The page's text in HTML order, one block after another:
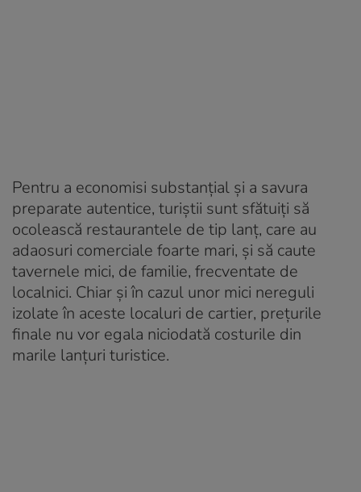
Pentru a economisi substanțial și a savura
preparate autentice, turiștii sunt sfătuiți să
ocolească restaurantele de tip lanț, care au
adaosuri comerciale foarte mari, și să caute
tavernele mici, de familie, frecventate de
localnici. Chiar și în cazul unor mici nereguli
izolate în aceste localuri de cartier, prețurile
finale nu vor egala niciodată costurile din
marile lanțuri turistice.